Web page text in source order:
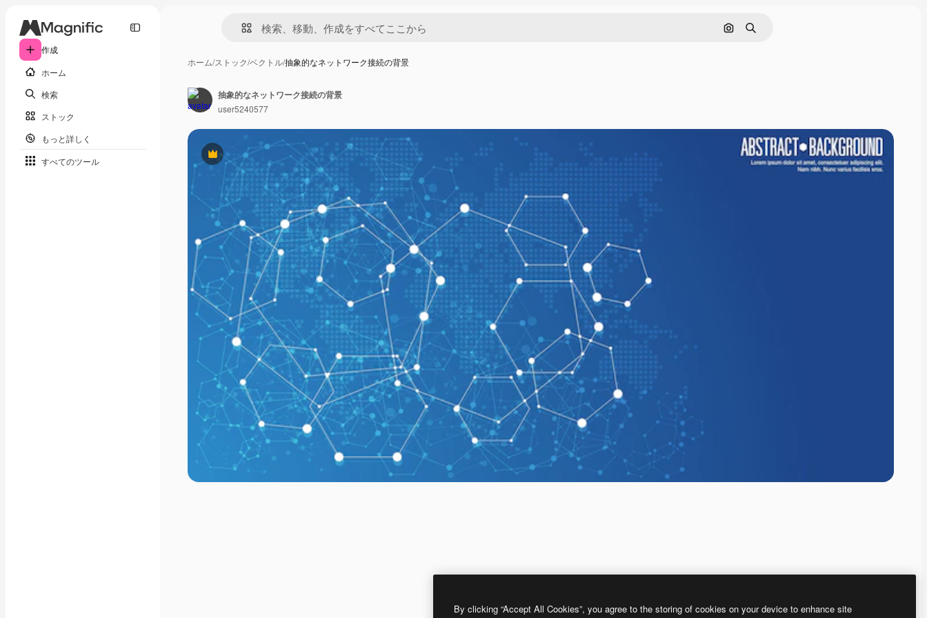
作成
ホーム
検索
ストック
もっと詳しく
すべてのツール
画像で検索
検索
ホーム/ストック/ベクトル/抽象的なネットワーク接続の背景
Premium
抽象的なネットワーク接続の背景
user5240577
By clicking “Accept All Cookies”, you agree to the storing of cookies on your device to enhance site